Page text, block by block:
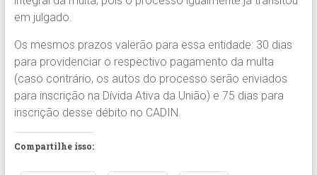
em julgado.
Os mesmos prazos valerão para essa entidade: 30 dias
para providenciar o respectivo pagamento da multa
(caso contrário, os autos do processo serão enviados
para inscrição na Dívida Ativa da União) e 75 dias para
inscrição desse débito no CADIN.
Compartilhe isso: